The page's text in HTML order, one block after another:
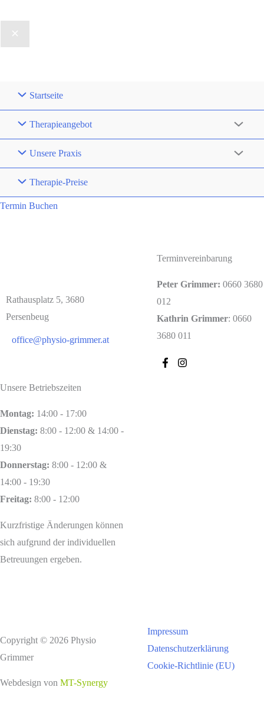
Startseite
Therapieangebot
Unsere Praxis
Therapie-Preise
Termin Buchen
Rathausplatz 5, 3680
Persenbeug
office@physio-grimmer.at
Terminvereinbarung
Peter Grimmer: 0660 3680
012
Kathrin Grimmer: 0660
3680 011
Unsere Betriebszeiten
Montag: 14:00 - 17:00
Dienstag: 8:00 - 12:00 & 14:00 -
19:30
Donnerstag: 8:00 - 12:00 &
14:00 - 19:30
Freitag: 8:00 - 12:00
Kurzfristige Änderungen können
sich aufgrund der individuellen
Betreuungen ergeben.
Copyright © 2026 Physio
Grimmer
Impressum
Datenschutzerklärung
Cookie-Richtlinie (EU)
Webdesign von MT-Synergy